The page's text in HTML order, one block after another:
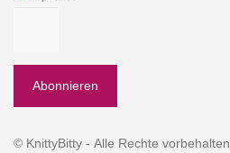
© KnittyBitty - Alle Rechte vorbehalten